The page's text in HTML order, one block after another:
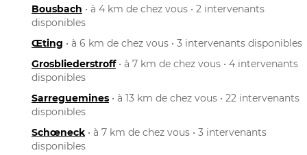
Bousbach • à 4 km de chez vous • 2 intervenants
disponibles
Œting • à 6 km de chez vous • 3 intervenants disponibles
Grosbliederstroff• à 7 km de chez vous • 4 intervenants
disponibles
Sarreguemines • à 13 km de chez vous • 22 intervenants
disponibles
Schœneck • à 7 km de chez vous • 3 intervenants
disponibles